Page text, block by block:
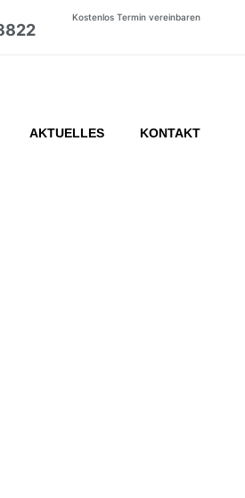
Kostenlos Termin vereinbaren
AKTUELLES KONTAKT